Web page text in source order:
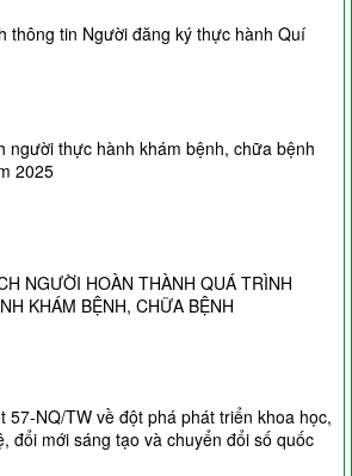
thông tin Người đăng ký thực hành Quí
người thực hành khám bệnh, chữa bệnh
2025
NGƯỜI HOÀN THÀNH QUÁ TRÌNH
KHÁM BỆNH, CHỮA BỆNH
57-NQ/TW về đột phá phát triển khoa học,
đổi mới sáng tạo và chuyển đổi số quốc